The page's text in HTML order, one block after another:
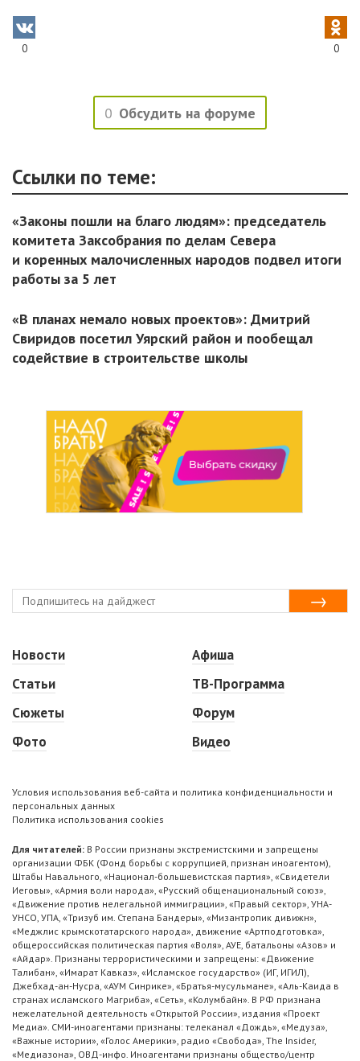
0 0
0 Обсудить на форуме
Ссылки по теме:
«Законы пошли на благо людям»: председатель
комитета Заксобрания по делам Севера
и коренных малочисленных народов подвел итоги
работы за 5 лет
«В планах немало новых проектов»: Дмитрий
Свиридов посетил Уярский район и пообещал
содействие в строительстве школы
Новости
Статьи
Сюжеты
Фото
Афиша
ТВ-Программа
Форум
Видео
Условия использования веб-сайта и политика конфиденциальности и
персональных данных
Политика использования cookies
Для читателей: В России признаны экстремистскими и запрещены
организации ФБК (Фонд борьбы с коррупцией, признан иноагентом),
Штабы Навального, «Национал-большевистская партия», «Свидетели
Иеговы», «Армия воли народа», «Русский общенациональный союз»,
«Движение против нелегальной иммиграции», «Правый сектор», УНА-
УНСО, УПА, «Тризуб им. Степана Бандеры», «Мизантропик дивижн»,
«Меджлис крымскотатарского народа», движение «Артподготовка»,
общероссийская политическая партия «Воля», АУЕ, батальоны «Азов» и
«Айдар». Признаны террористическими и запрещены: «Движение
Талибан», «Имарат Кавказ», «Исламское государство» (ИГ, ИГИЛ),
Джебхад-ан-Нусра, «АУМ Синрике», «Братья-мусульмане», «Аль-Каида в
странах исламского Магриба», «Сеть», «Колумбайн». В РФ признана
нежелательной деятельность «Открытой России», издания «Проект
Медиа». СМИ-иноагентами признаны: телеканал «Дождь», «Медуза»,
«Важные истории», «Голос Америки», радио «Свобода», The Insider,
«Медиазона», ОВД-инфо. Иноагентами признаны общество/центр